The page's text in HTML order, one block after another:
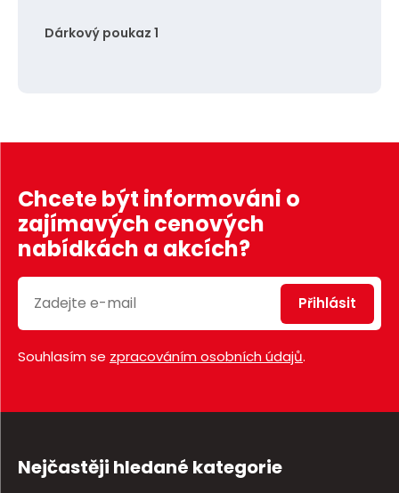
Dárkový poukaz 1
Chcete být informováni o
zajímavých cenových
nabídkách a akcích?
Přihlásit
Souhlasím se zpracováním osobních údajů.
Nejčastěji hledané kategorie